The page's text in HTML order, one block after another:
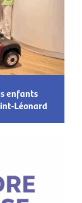
enfants
Léonard